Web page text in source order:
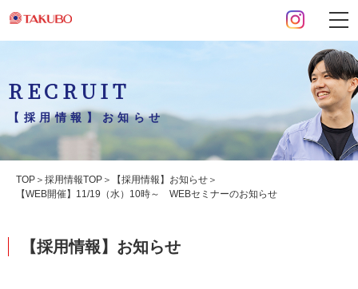
RECRUIT
【採用情報】お知らせ
TOP 採用情報TOP
【採用情報】お知らせ
【WEB開催】11/19（水）10時～ WEBセミナーのお知らせ
【採用情報】お知らせ